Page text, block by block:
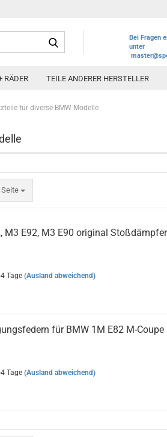
Bei Fragen
unter
RÄDER TEILE ANDERER HERSTELLER
für diverse BMW Modelle
Seite
M3 E92, M3 E90 original Stoßdämpfer
Tage (Ausland abweichend)
für BMW 1M E82 M-Coupe
Tage (Ausland abweichend)